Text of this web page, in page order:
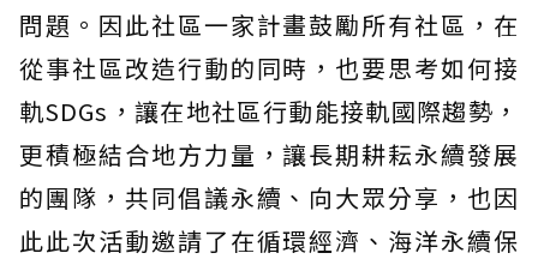
問題。因此社區一家計畫鼓勵所有社區，在
從事社區改造行動的同時，也要思考如何接
軌SDGs，讓在地社區行動能接軌國際趨勢，
更積極結合地方力量，讓長期耕耘永續發展
的團隊，共同倡議永續、向大眾分享，也因
此此次活動邀請了在循環經濟、海洋永續保